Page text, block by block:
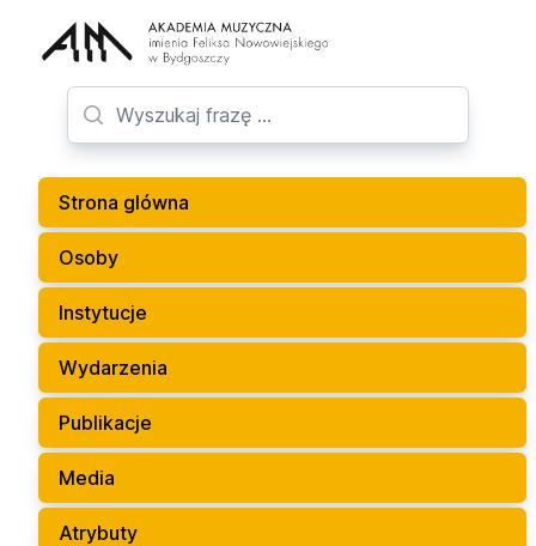
Strona glówna
Osoby
Instytucje
Wydarzenia
Publikacje
Media
Atrybuty